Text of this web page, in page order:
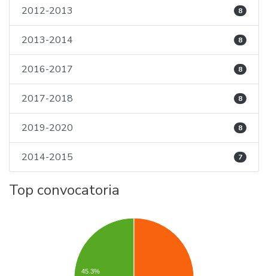
2012-2013 8
2013-2014 8
2016-2017 8
2017-2018 8
2019-2020 8
2014-2015 7
Top convocatoria
45.3%